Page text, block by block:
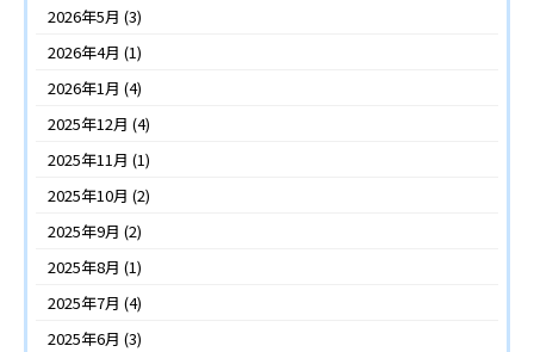
2026年5月 (3)
2026年4月 (1)
2026年1月 (4)
2025年12月 (4)
2025年11月 (1)
2025年10月 (2)
2025年9月 (2)
2025年8月 (1)
2025年7月 (4)
2025年6月 (3)